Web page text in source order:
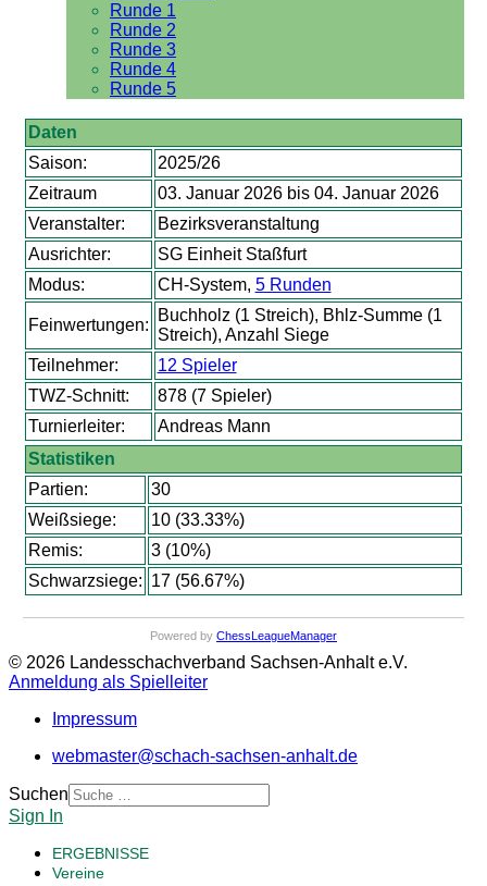
Runde 1
Runde 2
Runde 3
Runde 4
Runde 5
Daten
Saison:
2025/26
Zeitraum
03. Januar 2026 bis 04. Januar 2026
Veranstalter:
Bezirksveranstaltung
Ausrichter:
SG Einheit Staßfurt
Modus:
CH-System, 5 Runden
Feinwertungen:
Buchholz (1 Streich), Bhlz-Summe (1
Streich), Anzahl Siege
Teilnehmer:
12 Spieler
TWZ-Schnitt:
878 (7 Spieler)
Turnierleiter:
Andreas Mann
Statistiken
Partien:
30
Weißsiege:
10 (33.33%)
Remis:
3 (10%)
Schwarzsiege: 17 (56.67%)
Powered by ChessLeagueManager
© 2026 Landesschachverband Sachsen-Anhalt e.V.
Anmeldung als Spielleiter
Impressum
webmaster@schach-sachsen-anhalt.de
Suchen
Sign In
ERGEBNISSE
Vereine